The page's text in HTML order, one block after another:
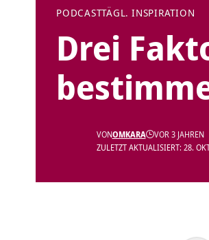
PODCASTTÄGL. INSPIRATION
Drei
ZULETZT AKTUALISIERT: 28.
VONOMKARA VOR 3 JAHREN